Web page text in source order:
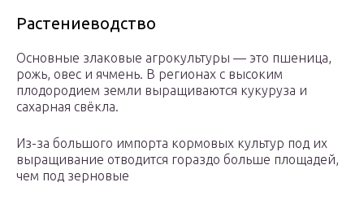
Растениеводство
Основные злаковые агрокультуры — это пшеница,
рожь, овес и ячмень. В регионах с высоким
плодородием земли выращиваются кукуруза и
сахарная свёкла.
Из-за большого импорта кормовых культур под их
выращивание отводится гораздо больше площадей,
чем под зерновые